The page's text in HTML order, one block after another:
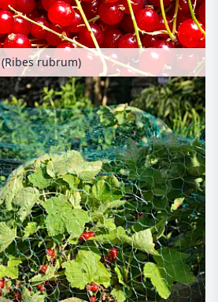
rubrum)